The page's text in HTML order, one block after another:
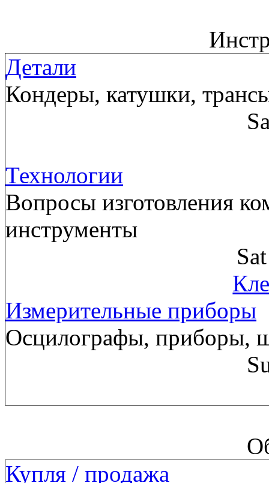
Детали
Кондеры, катушки,
Технологии
Вопросы изготовления
инструменты
Измерительные приборы
Осцилографы, приборы,
Купля / продажа